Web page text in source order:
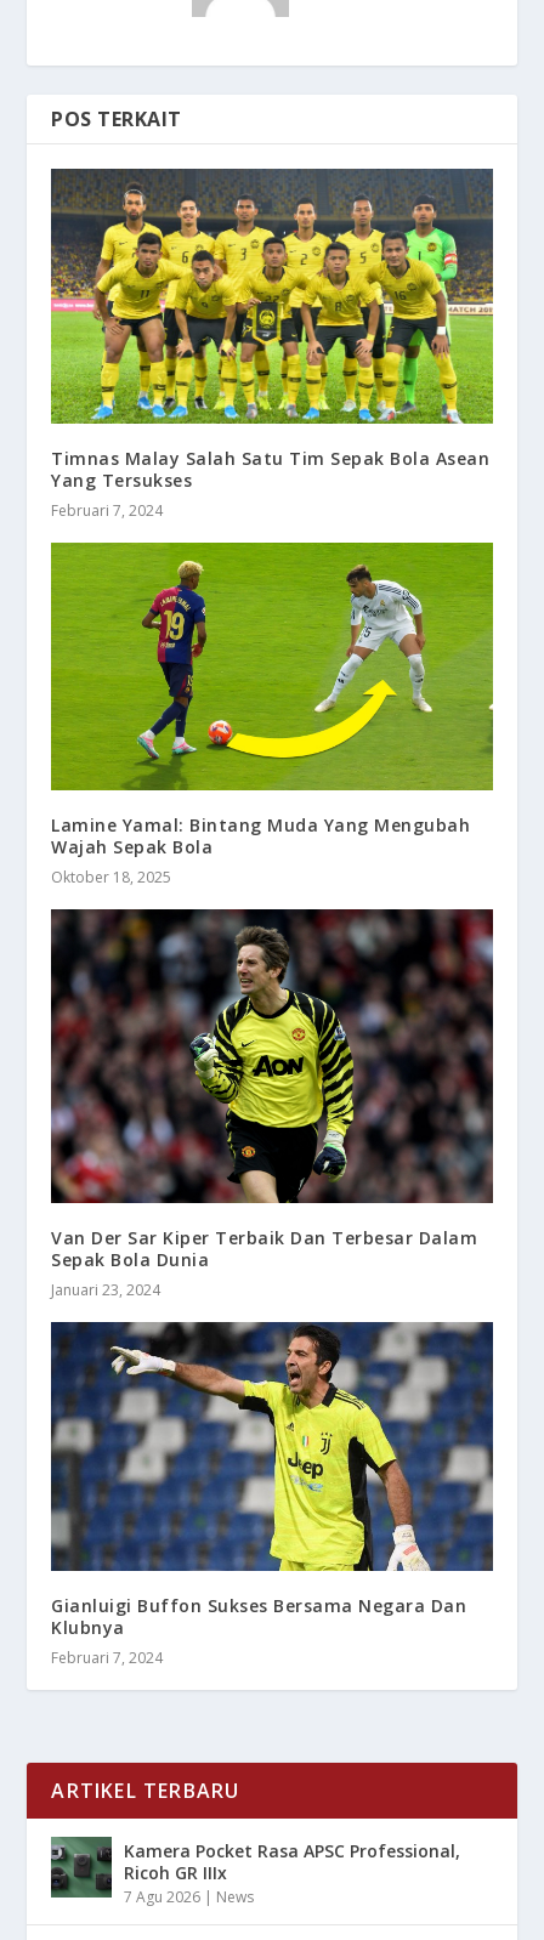
POS TERKAIT
Timnas Malay Salah Satu Tim Sepak Bola Asean
Yang Tersukses
Februari 7, 2024
Lamine Yamal: Bintang Muda Yang Mengubah
Wajah Sepak Bola
Oktober 18, 2025
Van Der Sar Kiper Terbaik Dan Terbesar Dalam
Sepak Bola Dunia
Januari 23, 2024
Gianluigi Buffon Sukses Bersama Negara Dan
Klubnya
Februari 7, 2024
ARTIKEL TERBARU
Kamera Pocket Rasa APSC Professional,
Ricoh GR IIIx
7 Agu 2026 | News